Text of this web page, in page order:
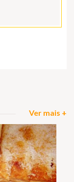
Ver mais +